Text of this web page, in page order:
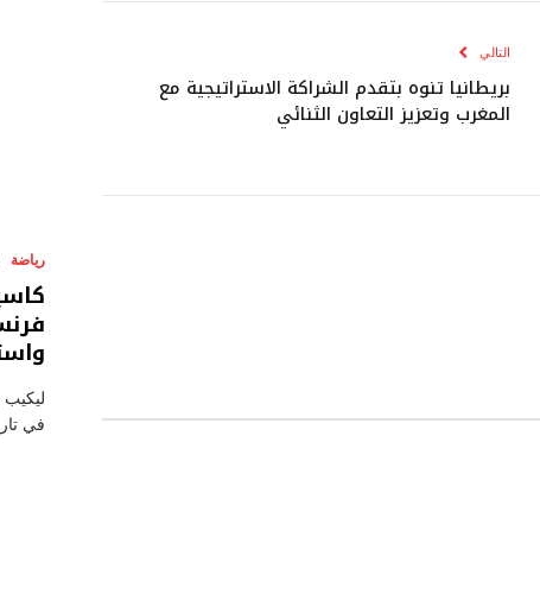
التالي
بريطانيا تنوه بتقدم الشراكة الاستراتيجية مع
المغرب وتعزيز التعاون الثنائي
رياضة
في